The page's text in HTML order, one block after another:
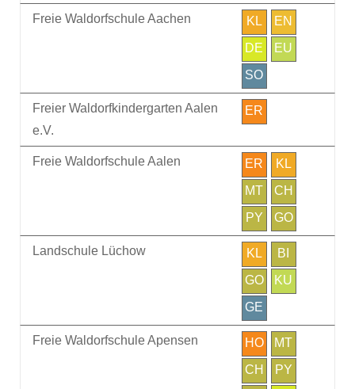
Freie Waldorfschule Aachen KL
EN
DE
EU
SO
Freier Waldorfkindergarten Aalen
e.V.
ER
Freie Waldorfschule Aalen ER
KL
MT
CH
PY
GO
Landschule Lüchow KL
BI
GO
KU
GE
Freie Waldorfschule Apensen HO
MT
CH
PY